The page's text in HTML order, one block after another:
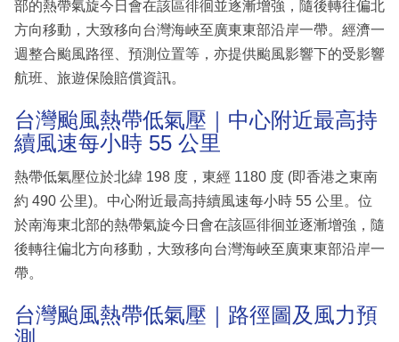
時
事
欄
訂
閱
專
區
部的熱帶氣旋今日會在該區徘徊並逐漸增強，隨後轉往偏北
方向移動，大致移向台灣海峽至廣東東部沿岸一帶。經濟一
週整合颱風路徑、預測位置等，亦提供颱風影響下的受影響
航班、旅遊保險賠償資訊。
台灣颱風熱帶低氣壓｜中心附近最高持
續風速每小時 55 公里
熱帶低氣壓位於北緯 198 度，東經 1180 度 (即香港之東南
約 490 公里)。中心附近最高持續風速每小時 55 公里。位
於南海東北部的熱帶氣旋今日會在該區徘徊並逐漸增強，隨
後轉往偏北方向移動，大致移向台灣海峽至廣東東部沿岸一
帶。
台灣颱風熱帶低氣壓｜路徑圖及風力預